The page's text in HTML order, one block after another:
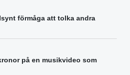
förmåga att tolka andra
på en musikvideo som